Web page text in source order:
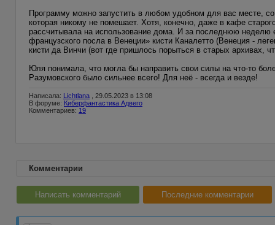
Программу можно запустить в любом удобном для вас месте,
которая никому не помешает. Хотя, конечно, даже в кафе
рассчитывала на использование дома. И за последнюю неделю
французского посла в Венеции» кисти Каналетто (Венеция -
кисти да Винчи (вот где пришлось порыться в старых архивах,
Юля понимала, что могла бы направить свои силы на что-то
Разумовского было сильнее всего! Для неё - всегда и везде!
Написала: Lichtlana , 29.05.2023 в 13:08
В форуме: Киберфантастика Адвего
Комментариев: 19
Комментарии
Написать комментарий Последние комментарии